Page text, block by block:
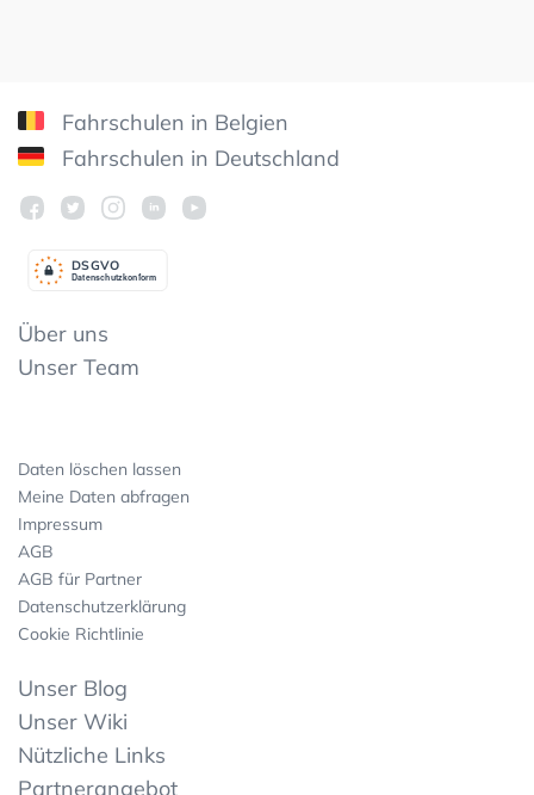
Fahrschulen in Belgien
Fahrschulen in Deutschland
Datenschutzkonform
DSGVO
Über uns
Unser Team
Daten löschen lassen
Meine Daten abfragen
Impressum
AGB
AGB für Partner
Datenschutzerklärung
Cookie Richtlinie
Unser Blog
Unser Wiki
Nützliche Links
Partnerangebot